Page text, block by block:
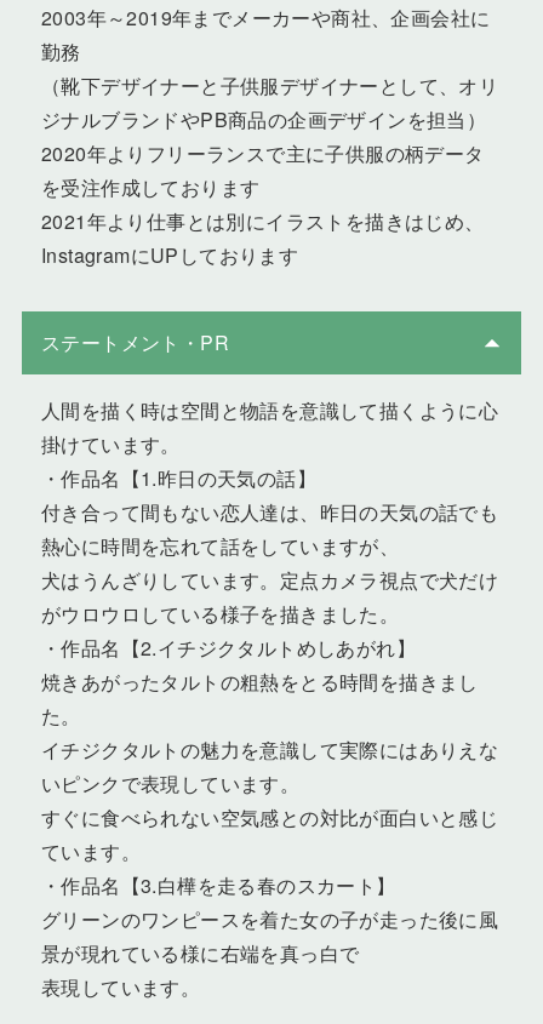
2003年～2019年までメーカーや商社、企画会社に
勤務
（靴下デザイナーと子供服デザイナーとして、オリ
ジナルブランドやPB商品の企画デザインを担当）
2020年よりフリーランスで主に子供服の柄データ
を受注作成しております
2021年より仕事とは別にイラストを描きはじめ、
InstagramにUPしております
ステートメント・PR
人間を描く時は空間と物語を意識して描くように心
掛けています。
・作品名【1.昨日の天気の話】
付き合って間もない恋人達は、昨日の天気の話でも
熱心に時間を忘れて話をしていますが、
犬はうんざりしています。定点カメラ視点で犬だけ
がウロウロしている様子を描きました。
・作品名【2.イチジクタルトめしあがれ】
焼きあがったタルトの粗熱をとる時間を描きまし
た。
イチジクタルトの魅力を意識して実際にはありえな
いピンクで表現しています。
すぐに食べられない空気感との対比が面白いと感じ
ています。
・作品名【3.白樺を走る春のスカート】
グリーンのワンピースを着た女の子が走った後に風
景が現れている様に右端を真っ白で
表現しています。